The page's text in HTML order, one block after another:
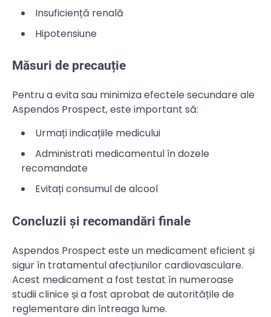
Insuficiență renală
Hipotensiune
Măsuri de precauție
Pentru a evita sau minimiza efectele secundare ale
Aspendos Prospect, este important să:
Urmați indicațiile medicului
Administrati medicamentul în dozele
recomandate
Evitați consumul de alcool
Concluzii și recomandări finale
Aspendos Prospect este un medicament eficient și
sigur în tratamentul afecțiunilor cardiovasculare.
Acest medicament a fost testat în numeroase
studii clinice și a fost aprobat de autoritățile de
reglementare din întreaga lume.